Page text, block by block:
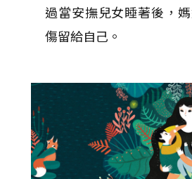
過當安撫兒女睡著後，
傷留給自己。